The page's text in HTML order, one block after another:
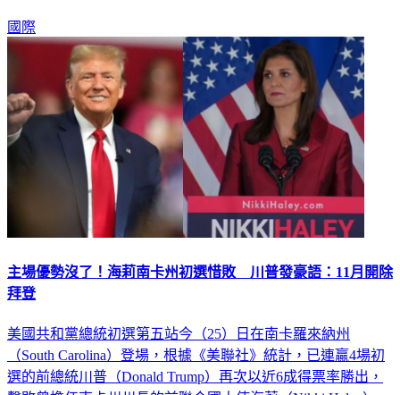
國際
主場優勢沒了！海莉南卡州初選惜敗 川普發豪語：11月開除
拜登
美國共和黨總統初選第五站今（25）日在南卡羅來納州
（South Carolina）登場，根據《美聯社》統計，已連贏4場初
選的前總統川普（Donald Trump）再次以近6成得票率勝出，